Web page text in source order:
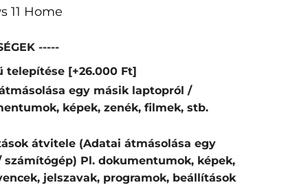
11 Home
-----
telepítése [+26.000 Ft]
egy másik laptopról /
képek, zenék, filmek, stb.
átvitele (Adatai átmásolása egy
Pl. dokumentumok, képek,
jelszavak, programok, beállítások